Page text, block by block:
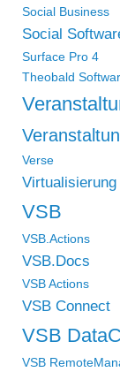
Social Business
Social
Surface Pro 4
Theobald
Verse
Virtualisierung
VSB
VSB.Actions
VSB.Docs
VSB Actions
VSB Connect
VSB
VSB